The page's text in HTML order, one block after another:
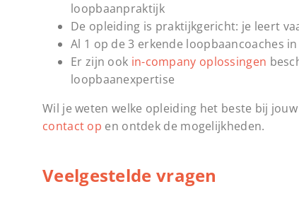
loopbaanpraktijk
De opleiding is praktijkgericht: je leert
Al 1 op de 3 erkende loopbaancoaches
Er zijn ook in-company oplossingen
loopbaanexpertise
Wil je weten welke opleiding het beste bij
contact op en ontdek de mogelijkheden.
Veelgestelde vragen